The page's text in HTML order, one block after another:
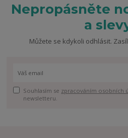
Nepropásněte
a
Můžete se kdykoli odhlásit.
Souhlasím se zpracováním osobních
newsletteru.